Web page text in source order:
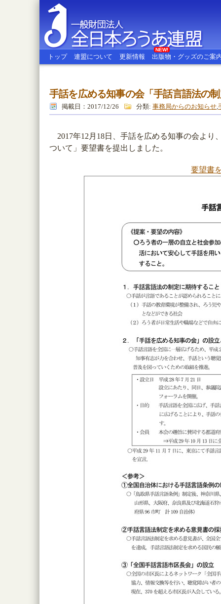
全日本ろうあ連盟
トップ 連盟について 更新情報 出版物・グッズのご案
NEW!
手話を広める知事の会「手話言語法の
掲載日：2017/12/26 分類: 事務局からのお知らせ,
2017年12月18日、手話を広める知事の会より
ついて」要望書を提出しました。
要望書